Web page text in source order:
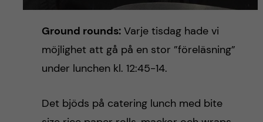
Ground rounds:Varje tisdag hade vi
möjlighet att gå på en stor ”föreläsning”
under lunchen kl. 12:45-14.
Det bjöds på catering lunch med bite